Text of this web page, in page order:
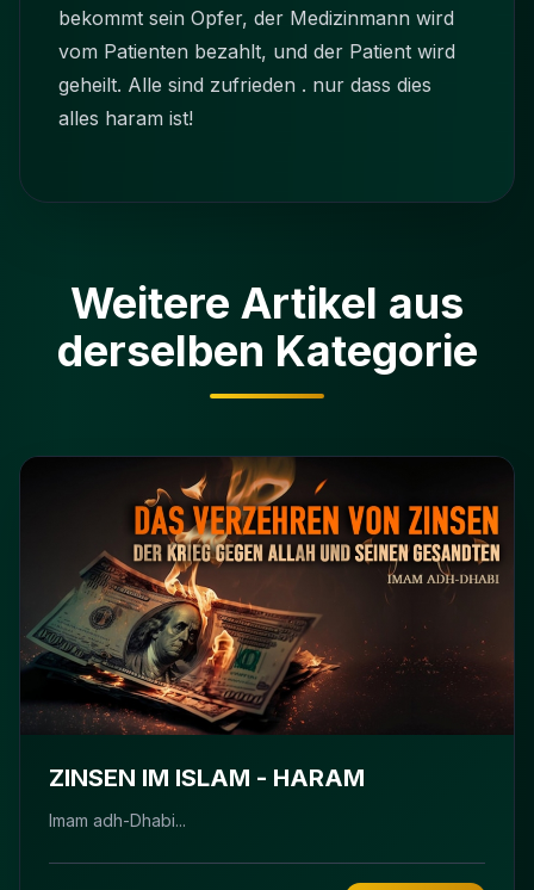
bekommt sein Opfer, der Medizinmann wird
vom Patienten bezahlt, und der Patient wird
geheilt. Alle sind zufrieden . nur dass dies
alles haram ist!
Weitere Artikel aus
derselben Kategorie
ZINSEN IM ISLAM - HARAM
Imam adh-Dhabi...